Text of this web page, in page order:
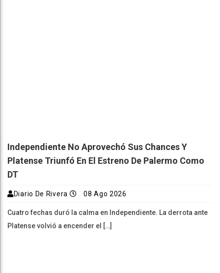
Independiente No Aprovechó Sus Chances Y
Platense Triunfó En El Estreno De Palermo Como
DT
Diario De Rivera 08 Ago 2026
Cuatro fechas duró la calma en Independiente. La derrota ante
Platense volvió a encender el […]